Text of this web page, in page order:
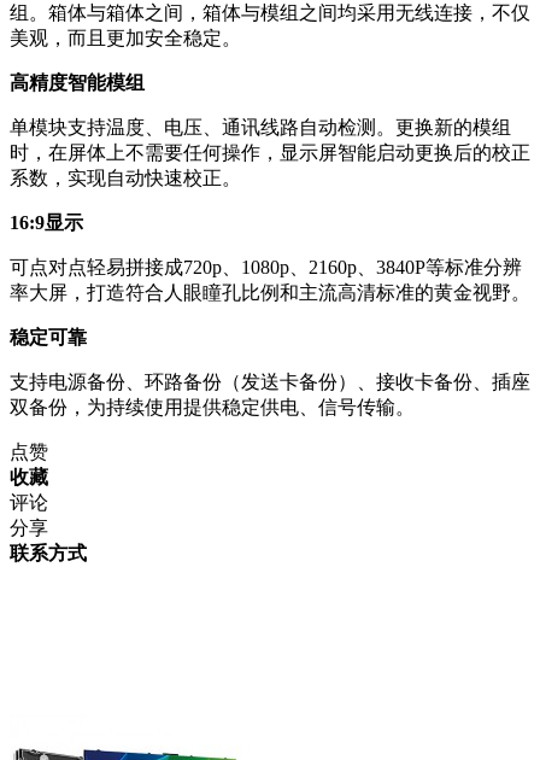
组。箱体与箱体之间，箱体与模组之间均采用无线连接，不仅
美观，而且更加安全稳定。
高精度智能模组
单模块支持温度、电压、通讯线路自动检测。更换新的模组
时，在屏体上不需要任何操作，显示屏智能启动更换后的校正
系数，实现自动快速校正。
16:9显示
可点对点轻易拼接成720p、1080p、2160p、3840P等标准分辨
率大屏，打造符合人眼瞳孔比例和主流高清标准的黄金视野。
稳定可靠
支持电源备份、环路备份（发送卡备份）、接收卡备份、插座
双备份，为持续使用提供稳定供电、信号传输。
点赞
收藏
评论
分享
联系方式